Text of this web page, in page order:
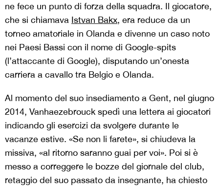
ne fece un punto di forza della squadra. Il giocatore,
che si chiamava Istvan Bakx, era reduce da un
torneo amatoriale in Olanda e divenne un caso noto
nei Paesi Bassi con il nome di Google-spits
(l’attaccante di Google), disputando un’onesta
carriera a cavallo tra Belgio e Olanda.
Al momento del suo insediamento a Gent, nel giugno
2014, Vanhaezebrouck spedì una lettera ai giocatori
indicando gli esercizi da svolgere durante le
vacanze estive. «Se non li farete», si chiudeva la
missiva, «al ritorno saranno guai per voi». Poi si è
messo a correggere le bozze del giornale del club,
retaggio del suo passato da insegnante, ha chiesto